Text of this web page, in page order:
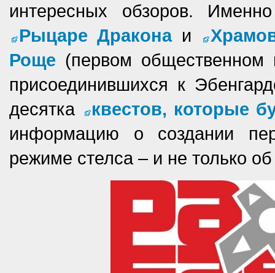
интересных обзоров.
Рыцаре Драконаи
Роще (первом общественном
присоединившихся к
десятка
квестов, которые
информацию о создании
режиме стелса – и не только